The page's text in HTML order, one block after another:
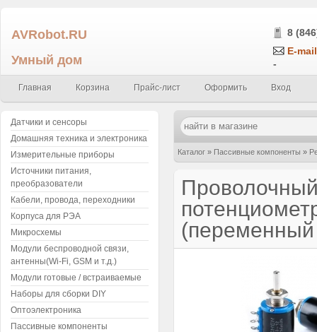
AVRobot.RU
Умный дом
8
E-
-
Главная Корзина Прайс-лист Оформить Вход
Каталог » Пассивные компоненты »
(переменный
Датчики и сенсоры
Домашняя техника и электроника
Измерительные приборы
Источники питания,
преобразователи
Кабели, провода, переходники
Корпуса для РЭА
Микросхемы
Модули беспроводной связи,
антенны(Wi-Fi, GSM и т.д.)
Модули готовые / встраиваемые
Наборы для сборки DIY
Оптоэлектроника
Пассивные компоненты